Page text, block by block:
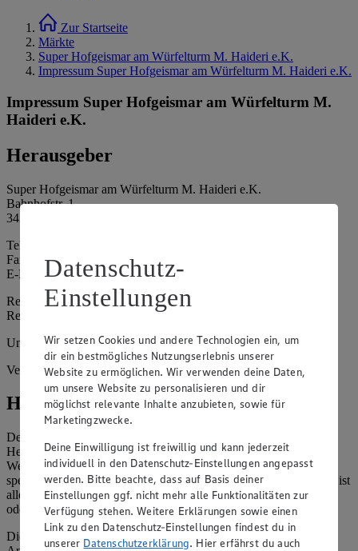
Zur Startseite
Märkte
Super Hofgeismar am Würfelturm M. Haideri e.K.
Impressum Super Hofgeismar am Würfelturm M. Haideri e.K.
Impressum Super Hofgeismar am Würfelturm M.
Haideri e.K.
Herausgeber
Super Hofgeismar am Würfelturm M. Haideri e.K.
Bahnhofstr. 1
34369 Hofgeismar
Telefon: 05671 2263
Fax: 05671 925671
E-Mail: info@edeka-super2000.de
Registergericht: Amtsgericht Kassel
Registernummer: HRA 12199
Umsatzsteuer-Identifikationsnummer gem. § 27a UStG: -
Vertretungsberechtigte: Mari Haideri
Hinweise
Der Inhalt dieser Website ist urheberrechtlich geschützt. Der
Herausgeber gewährt Ihnen jedoch das Recht, den auf dieser
Website bereitgestellten Text ganz oder ausschnittsweise zu
speichern und zu vervielfältigen. Aus Gründen des Urheberrechts ist
allerdings die Speicherung und Vervielfältigung von Bildmaterial
oder Grafiken aus dieser Website nicht gestattet.
Die verantwortliche Stelle ist nicht für die Inhalte der versendeten
Datenschutz-
Einstellungen
Wir setzen Cookies und andere Technologien ein, um
dir ein bestmögliches Nutzungserlebnis unserer
Website zu ermöglichen. Wir verwenden deine Daten,
um unsere Website zu personalisieren und dir
möglichst relevante Inhalte anzubieten, sowie für
Marketingzwecke.
Deine Einwilligung ist freiwillig und kann jederzeit
individuell in den Datenschutz-Einstellungen angepasst
werden. Bitte beachte, dass auf Basis deiner
Einstellungen ggf. nicht mehr alle Funktionalitäten zur
Verfügung stehen. Weitere Erklärungen sowie einen
Link zu den Datenschutz-Einstellungen findest du in
unserer Datenschutzerklärung. Hier erfährst du auch